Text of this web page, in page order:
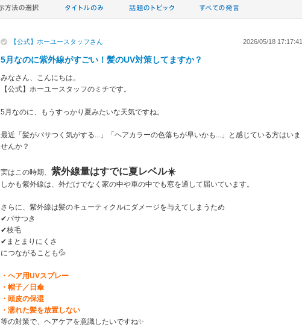
【公式】ホーユースタッフさん 2026/05/18 17:17:41
5月なのに紫外線がすごい！髪のUV対策してますか？
みなさん、こんにちは。
【公式】ホーユースタッフのミチです。
5月なのに、もうすっかり夏みたいな天気ですね。
最近「髪がパサつく気がする...」「ヘアカラーの色落ちが早いかも...」と感じている方はいま
せんか？
実はこの時期、 紫外線量はすでに夏レベル☀️
しかも紫外線は、外だけでなく家の中や車の中でも窓を通して届いています。
さらに、紫外線は髪のキューティクルにダメージを与えてしまうため
✔パサつき
✔枝毛
✔まとまりにくさ
につながることも💦
・ヘア用UVスプレー
・帽子／日傘
・頭皮の保湿
・濡れた髪を放置しない
等の対策で、ヘアケアを意識したいですね✨